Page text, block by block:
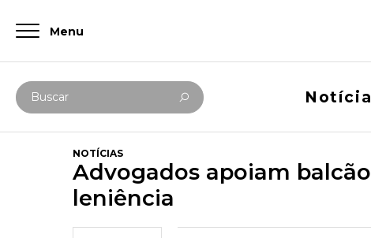
Menu
Digite abaixo sua busca
Buscar
NOTÍCIAS
Advogados apoiam
leniência